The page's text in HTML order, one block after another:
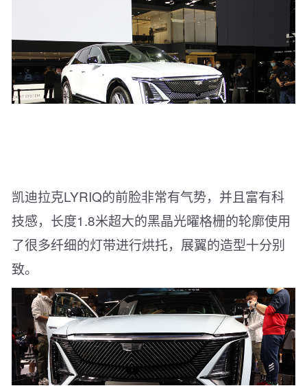
凯迪拉克LYRIQ的前脸非常有气势，并且富有科
技感，长度1.8米超大的黑晶光曜格栅的轮廓使用
了很多纤细的灯带进行烘托，展翼的造型十分别
致。